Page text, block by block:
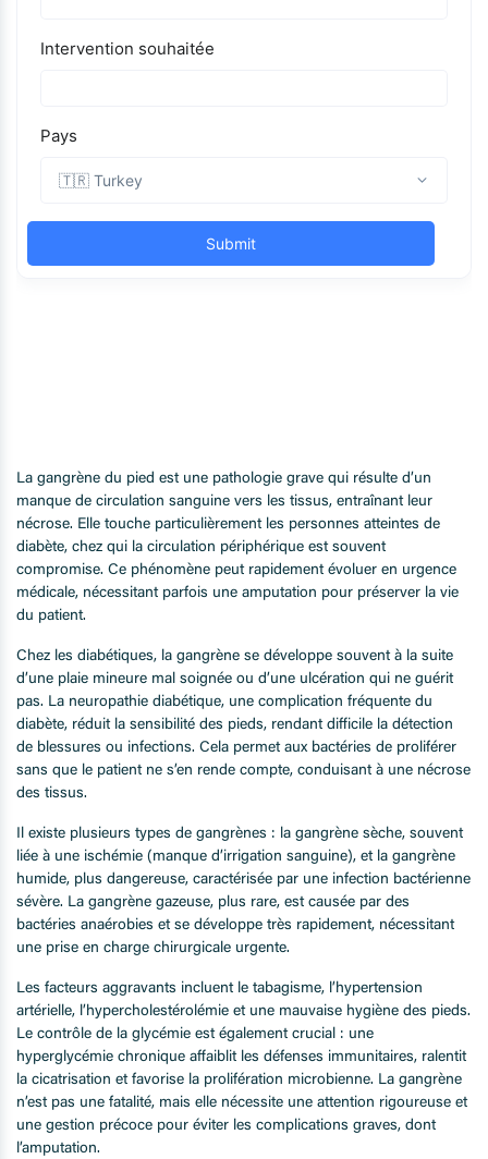
La gangrène du pied est une pathologie grave qui résulte d’un
manque de circulation sanguine vers les tissus, entraînant leur
nécrose. Elle touche particulièrement les personnes atteintes de
diabète, chez qui la circulation périphérique est souvent
compromise. Ce phénomène peut rapidement évoluer en urgence
médicale, nécessitant parfois une amputation pour préserver la vie
du patient.
Chez les diabétiques, la gangrène se développe souvent à la suite
d’une plaie mineure mal soignée ou d’une ulcération qui ne guérit
pas. La neuropathie diabétique, une complication fréquente du
diabète, réduit la sensibilité des pieds, rendant difficile la détection
de blessures ou infections. Cela permet aux bactéries de proliférer
sans que le patient ne s’en rende compte, conduisant à une nécrose
des tissus.
Il existe plusieurs types de gangrènes : la gangrène sèche, souvent
liée à une ischémie (manque d’irrigation sanguine), et la gangrène
humide, plus dangereuse, caractérisée par une infection bactérienne
sévère. La gangrène gazeuse, plus rare, est causée par des
bactéries anaérobies et se développe très rapidement, nécessitant
une prise en charge chirurgicale urgente.
Les facteurs aggravants incluent le tabagisme, l’hypertension
artérielle, l’hypercholestérolémie et une mauvaise hygiène des pieds.
Le contrôle de la glycémie est également crucial : une
hyperglycémie chronique affaiblit les défenses immunitaires, ralentit
la cicatrisation et favorise la prolifération microbienne. La gangrène
n’est pas une fatalité, mais elle nécessite une attention rigoureuse et
une gestion précoce pour éviter les complications graves, dont
l’amputation.